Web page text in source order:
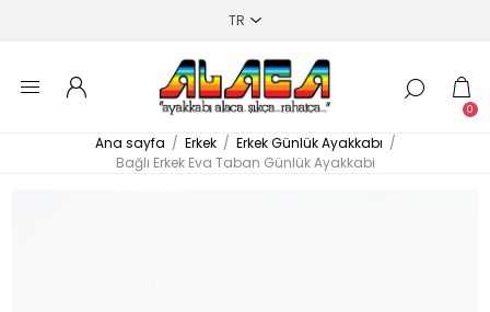
0
Ana sayfa / Erkek / Erkek Günlük Ayakkabı /
Bağlı Erkek Eva Taban Günlük Ayakkabi